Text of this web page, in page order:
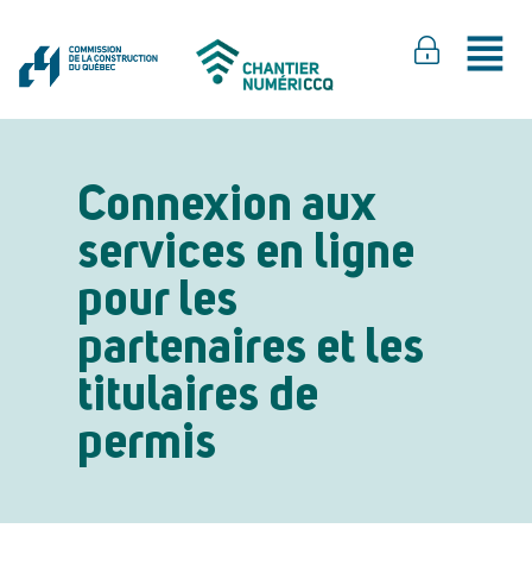
Connexion aux
services en ligne
pour les
partenaires et les
titulaires de
permis